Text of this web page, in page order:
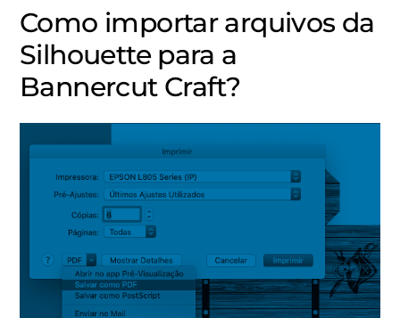
Como importar arquivos da
Silhouette para a
Bannercut Craft?